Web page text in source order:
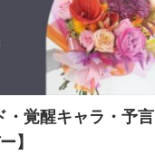
・覚醒キャラ・予言
】